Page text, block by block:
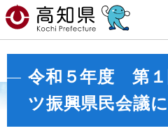
令和５年度 第１
ツ振興県民会議